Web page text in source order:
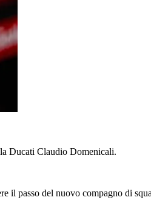
Ducati Claudio Domenicali.
il passo del nuovo compagno di